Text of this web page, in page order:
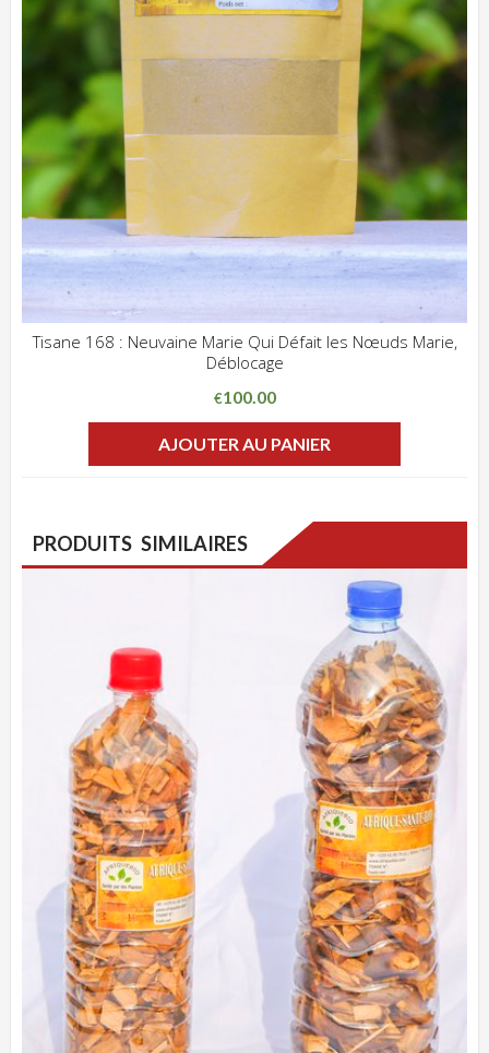
Tisane 168 : Neuvaine Marie Qui Défait les Nœuds Marie,
Déblocage
€100.00
AJOUTER AU PANIER
PRODUITS SIMILAIRES